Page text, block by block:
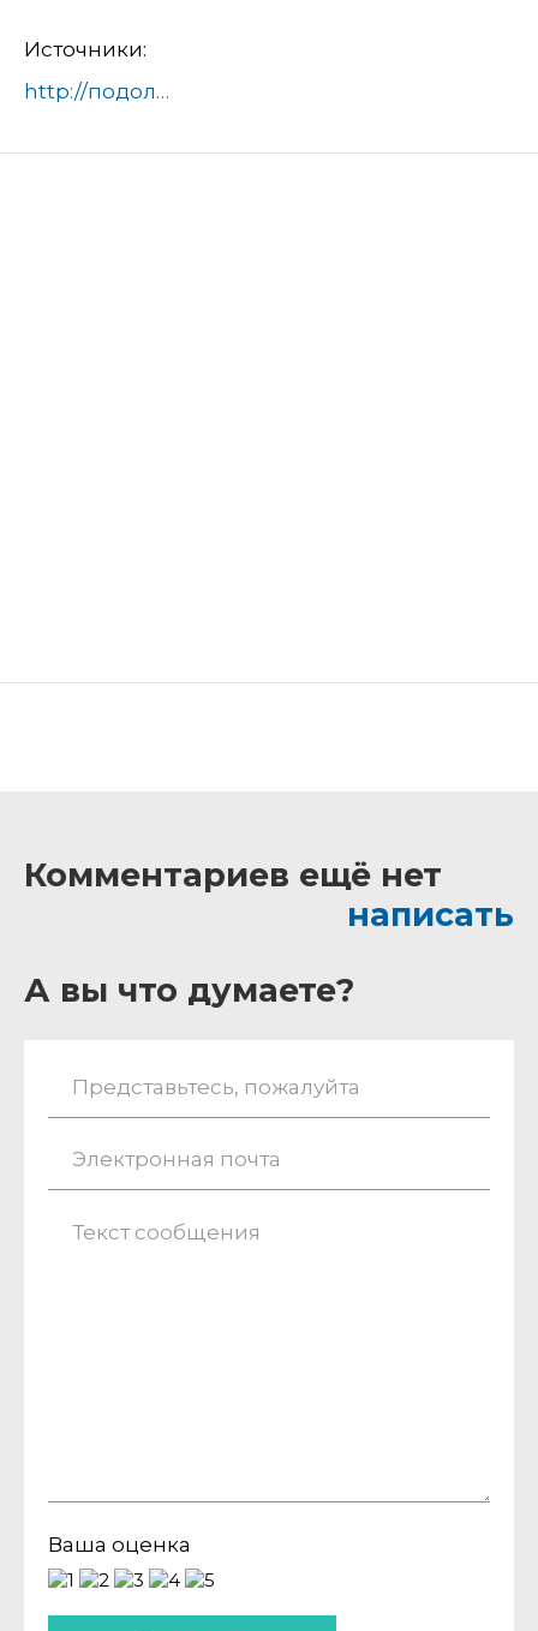
Источники:
http://подольск-администрация.рф/vopros-obmanutyh-dolshhikov-v-podolske-budet-zakryt-k-kontsu-etogo-goda/
Комментариев ещё нет
написать
А вы что думаете?
Ваша оценка